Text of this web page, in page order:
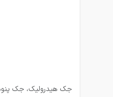
جک هیدرولیک، جک